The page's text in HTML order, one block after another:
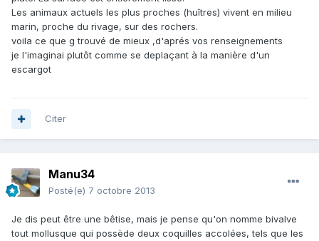
Les animaux actuels les plus proches (huîtres) vivent en milieu
marin, proche du rivage, sur des rochers.
voila ce que g trouvé de mieux ,d'aprés vos renseignements
je l'imaginai plutôt comme se deplaçant à la manière d'un
escargot
Citer
Manu34
Posté(e) 7 octobre 2013
Je dis peut être une bêtise, mais je pense qu'on nomme bivalve
tout mollusque qui possède deux coquilles accolées, tels que les